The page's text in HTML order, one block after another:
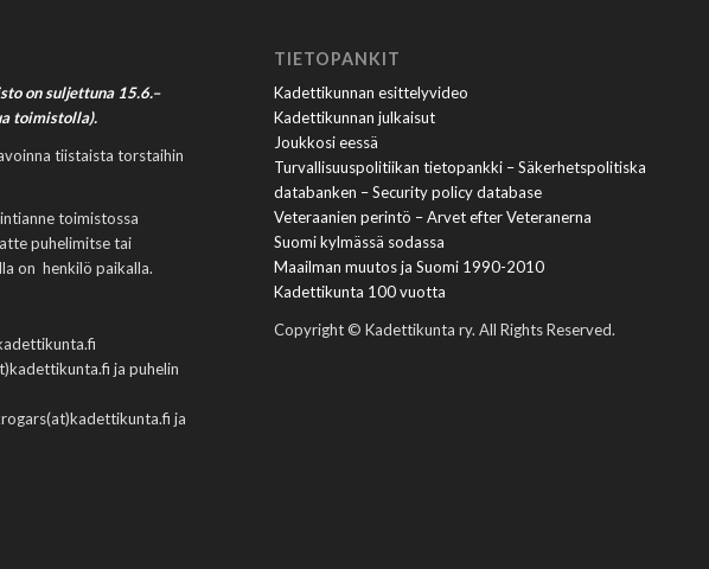
on suljettuna 15.6.–
toimistolla).
tiistaista torstaihin
toimistossa
puhelimitse tai
on henkilö paikalla.
ja puhelin
ja
TIETOPANKIT
Kadettikunnan esittelyvideo
Kadettikunnan julkaisut
Joukkosi eessä
Turvallisuuspolitiikan tietopankki – Säkerhetspolitiska
databanken – Security policy database
Veteraanien perintö – Arvet efter Veteranerna
Suomi kylmässä sodassa
Maailman muutos ja Suomi 1990-2010
Kadettikunta 100 vuotta
Copyright © Kadettikunta ry. All Rights Reserved.